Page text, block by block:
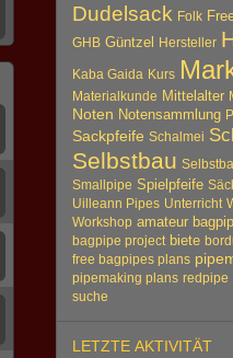
Dudelsack Folk
GHB Güntzel Hersteller
Kaba Gaida Kurs
Materialkunde Mittelalter
Noten Notensammlung
Sackpfeife Schalmei
Selbstbau
Smallpipe Spielpfeife
Uilleann Pipes Unterricht
Workshop amateur
bagpipe project biete
free bagpipes plans
pipemaking plans redpipe
suche
LETZTE AKTIVITÄT